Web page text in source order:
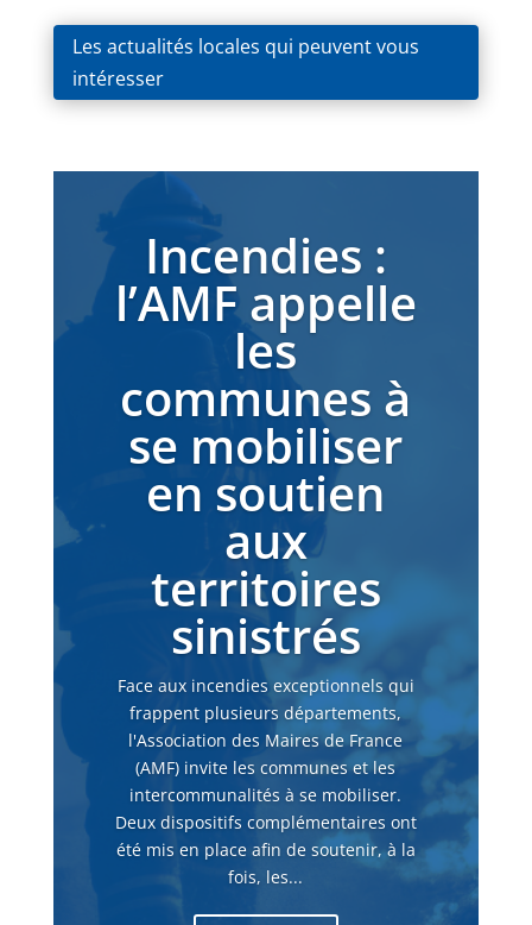
Les actualités locales qui peuvent vous
intéresser
Incendies :
l’AMF appelle
les
communes à
se mobiliser
en soutien
aux
territoires
sinistrés
Face aux incendies exceptionnels qui
frappent plusieurs départements,
l'Association des Maires de France
(AMF) invite les communes et les
intercommunalités à se mobiliser.
Deux dispositifs complémentaires ont
été mis en place afin de soutenir, à la
fois, les...